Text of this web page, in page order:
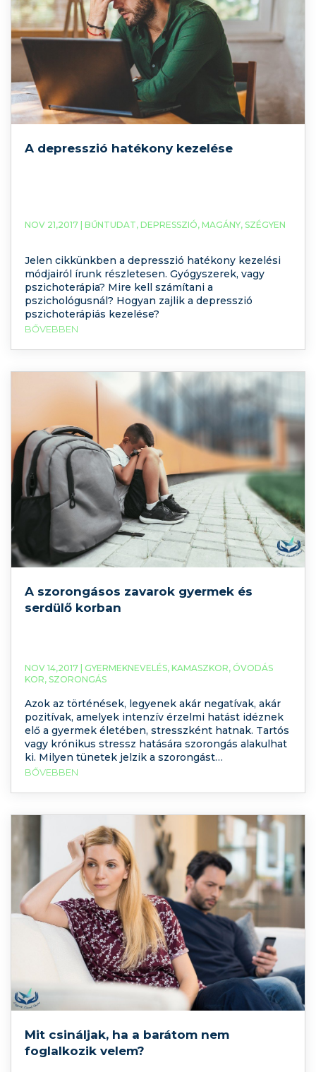
A depresszió hatékony kezelése
NOV 21,2017 | BŰNTUDAT, DEPRESSZIÓ, MAGÁNY, SZÉGYEN
Jelen cikkünkben a depresszió hatékony kezelési
módjairól írunk részletesen. Gyógyszerek, vagy
pszichoterápia? Mire kell számítani a
pszichológusnál? Hogyan zajlik a depresszió
pszichoterápiás kezelése?
BŐVEBBEN
A szorongásos zavarok gyermek és
serdülő korban
NOV 14,2017 | GYERMEKNEVELÉS, KAMASZKOR, ÓVODÁS
KOR, SZORONGÁS
Azok az történések, legyenek akár negatívak, akár
pozitívak, amelyek intenzív érzelmi hatást idéznek
elő a gyermek életében, stresszként hatnak. Tartós
vagy krónikus stressz hatására szorongás alakulhat
ki. Milyen tünetek jelzik a szorongást
életkoronként?
BŐVEBBEN
Mit csináljak, ha a barátom nem
foglalkozik velem?